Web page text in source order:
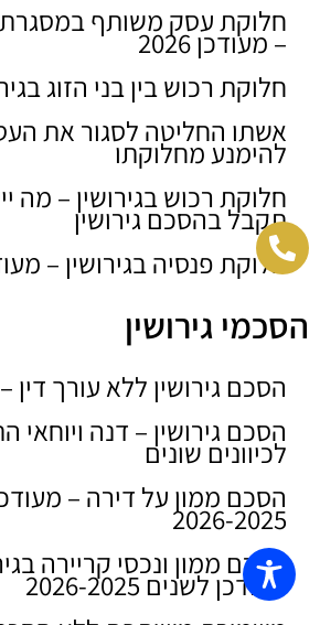
חלוקת עסק משותף במסגרת
– מעודכן 2026
חלוקת רכוש בין בני הזוג
אשתו החליטה לסגור את
להימנע מחלוקתו
חלוקת רכוש בגירושין – מה
תקבל בהסכם גירושין
חלוקת פנסיה בגירושין – מעודכן
הסכמי גירושין
הסכם גירושין ללא עורך דין –
הסכם גירושין – דנה ויוחאי
לכיוונים שונים
הסכם ממון על דירה –
2026-2025
הסכם ממון ונכסי קריירה
מעודכן לשנים 2026-2025